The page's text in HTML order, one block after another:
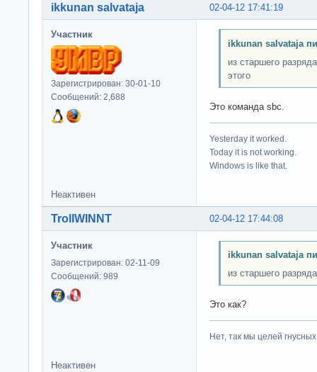
02-04-12 17:41:19
ikkunan salvataja
Участник
Зарегистрирован: 30-01-10
Сообщений: 2,688
ikkunan salvataja
из старшего
этого
Это команда sbc.
Yesterday it worked.
Today it is not working.
Windows is like that.
Неактивен
02-04-12 17:44:08
TrollWINNT
Участник
Зарегистрирован: 02-11-09
Сообщений: 989
ikkunan salvataja
из старшего
Это как?
Нет, так мы целей
Неактивен